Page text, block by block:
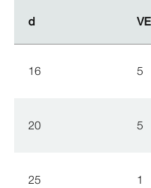
d VE
d VE
16 5
20 5
25 1